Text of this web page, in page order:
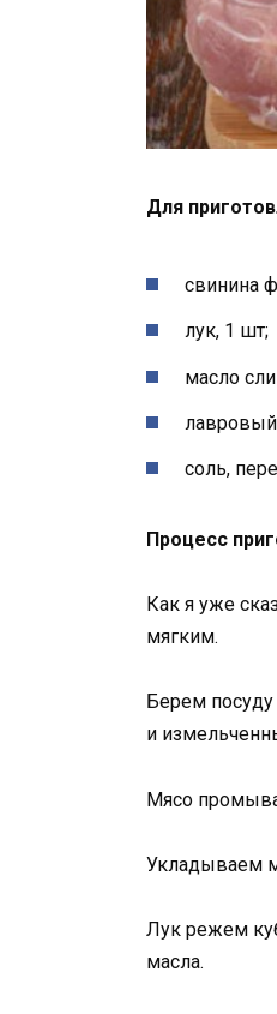
Для
свинина
лук, 1 шт;
масло
соль,
Процесс
Как я уже
мягким.
Берем
и
Мясо
Укладываем
Лук режем
масла.